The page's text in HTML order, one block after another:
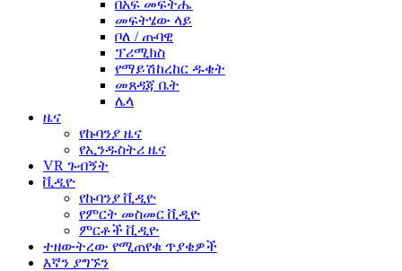
በአፍ መፍትሔ
መፍትሄው ላይ
ቦለ / ጡባዊ
ፕሪሚክስ
የማይሽከረከር ዱቄት
መጸዳጃ ቤት
ሌላ
ዜና
የኩባንያ ዜና
የኢንዱስትሪ ዜና
VR ጉብኝት
ቪዲዮ
የኩባንያ ቪዲዮ
የምርት መስመር ቪዲዮ
ምርቶች ቪዲዮ
ተዘውትረው የሚጠየቁ ጥያቄዎች
እኛን ያግኙን